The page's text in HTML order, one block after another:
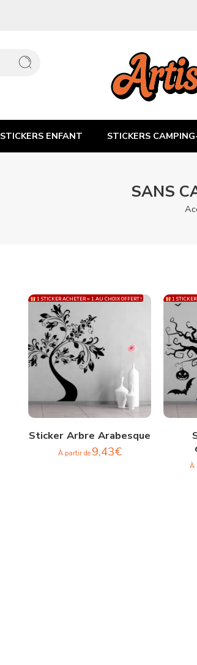
STICKERS ENFANT STICKERS
SANS
1 STICKER ACHETER = 1 AU CHOIX OFFERT !
Sticker Arbre Arabesque
À partir de 9,43€
1
À